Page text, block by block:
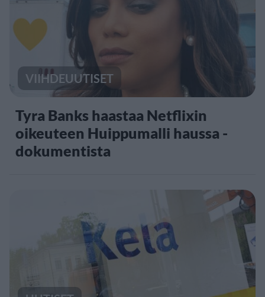
VIIHDEUUTISET
Tyra Banks haastaa Netflixin
oikeuteen Huippumalli haussa -
dokumentista